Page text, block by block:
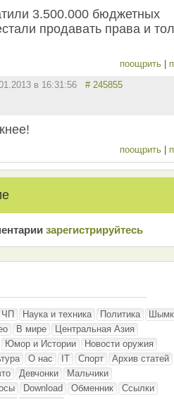
3.500.000 бюджетных
продавать права и
поощрить
в 16:31:56 # 245855
поощрить
зарeгиcтрирyйтeсь
ЧП Наука и техника Политика
В мире
Центральная Азия
Юмор и Истории
Новости оружия
О нас IT Спорт
Архив статей
Девчонки
Мальчики
Download Обменник
Ссылки